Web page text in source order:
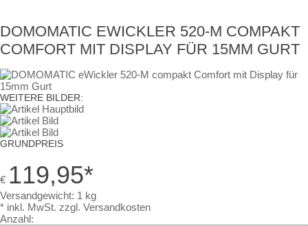
DOMOMATIC EWICKLER 520-M COMPAKT
COMFORT MIT DISPLAY FÜR 15MM GURT
WEITERE BILDER:
GRUNDPREIS
€ 119,95*
Versandgewicht: 1 kg
* inkl. MwSt. zzgl. Versandkosten
Anzahl: